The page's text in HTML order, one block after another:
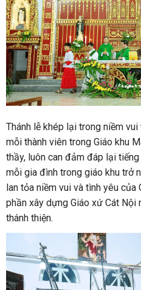
Thánh lễ khép lại trong niềm
mỗi thành viên trong Giáo khu
thầy, luôn can đảm đáp lại
mỗi gia đình trong giáo khu trở
lan tỏa niềm vui và tình yêu
phần xây dựng Giáo xứ Cát Nội
thánh thiện.